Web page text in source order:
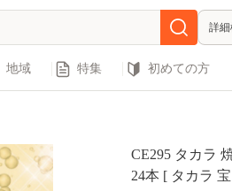
詳
地域 特集 初めての方
CE295 タカラ
24本 [ タカラ